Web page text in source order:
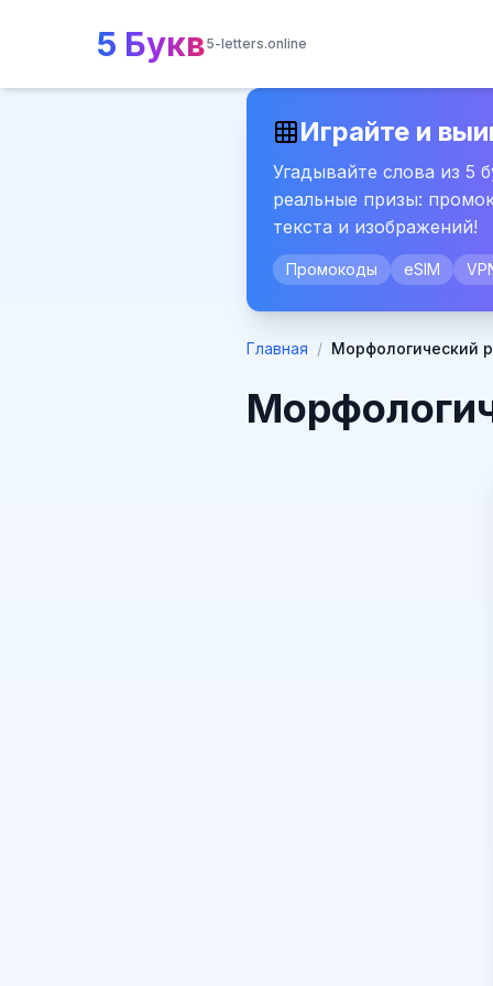
5 Букв5-letters.online
Играйте и
Угадывайте слова из 5
реальные призы:
текста и изображений!
Промокоды eSIM
Главная / Морфологический